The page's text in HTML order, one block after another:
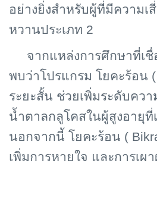
อย่างยิ่งสำหรับผู้ที่มีความเ
หวานประเภท 2
จากแหล่งการศึกษาที่เชื่
พบว่าโปรแกรม โยคะร้อน (
ระยะสั้น ช่วยเพิ่มระดับคว
น้ำตาลกลูโคสในผู้สูงอายุที่
นอกจากนี้ โยคะร้อน (
เพิ่มการหายใจ และการเผ